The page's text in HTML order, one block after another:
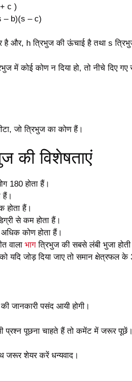
c )
– b)(s – c)
और, h त्रिभुज की ऊंचाई है तथा s त्रिभुज
में कोई कोण न दिया हो, तो नीचे दिए
जो त्रिभुज का कोण हैं।
की विशेषताएं
180 होता हैं।
हैं।
होता हैं।
से कम होता हैं।
कोण होता हैं।
वाला भाग त्रिभुज की सबसे लंबी भुजा
जोड़ दिया जाए तो समान क्षेत्रफल के
जानकारी पसंद आयी होगी।
प्रश्न पूछना चाहते हैं तो कमेंट में जरूर पूछें।
जरूर शेयर करें धन्यवाद।